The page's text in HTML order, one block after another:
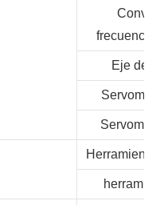
frecuencia/
Eje de